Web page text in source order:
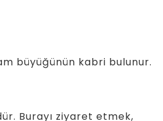
büyüğünün kabri bulunur.
Burayı ziyaret etmek,